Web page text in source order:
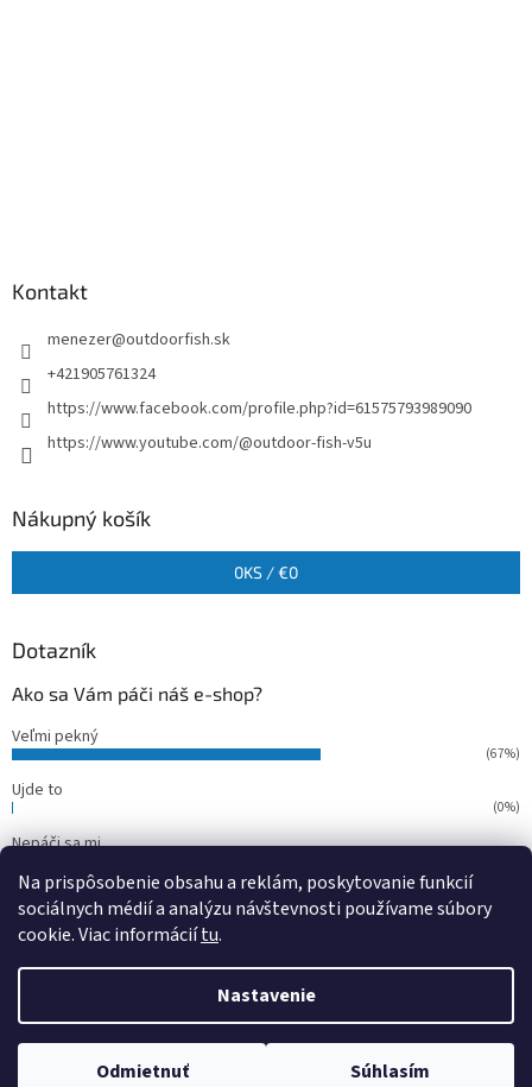
Na prispôsobenie obsahu a reklám, poskytovanie funkcií
sociálnych médií a analýzu návštevnosti používame súbory
cookie. Viac informáciítu.
Nastavenie
Odmietnuť Súhlasím
Kontakt
menezer@outdoorfish.sk
+421905761324
https://www.facebook.com/profile.php?id=61575793989090
https://www.youtube.com/@outdoor-fish-v5u
Nákupný košík
0KS /€0
Dotazník
Ako sa Vám páči náš e-shop?
Veľmi pekný
(67%)
Ujde to
(0%)
Nepáči sa mi
Počet hlasov:15
Copyright 2026outdoorfish. Všetky práva vyhradené.Upraviť